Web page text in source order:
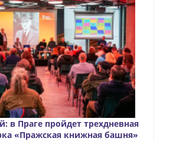
в Праге пройдет трехдневная
«Пражская книжная башня»